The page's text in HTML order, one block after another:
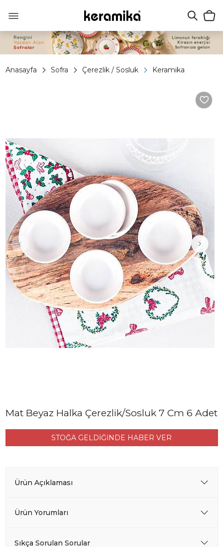
Anasayfa Sofra Çerezlik / Sosluk Keramika
Mat Beyaz Halka Çerezlik/Sosluk 7 Cm 6 Adet
STOĞA GELDİĞİNDE HABER VER
Ürün Açıklaması
Ürün Yorumları
Sıkça Sorulan Sorular